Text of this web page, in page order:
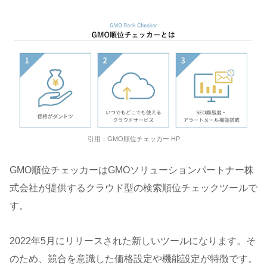
引用：GMO順位チェッカー HP
GMO順位チェッカーはGMOソリューションパートナー株
式会社が提供するクラウド型の検索順位チェックツールで
す。
2022年5月にリリースされた新しいツールになります。そ
のため、競合を意識した価格設定や機能設定が特徴です。